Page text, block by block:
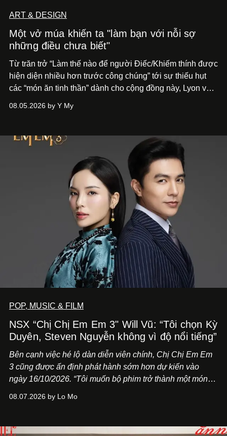
ART & DESIGN
Một vở múa khiến ta "làm bạn với nỗi sợ
những điều chưa biết"
Từ trăn trở “Làm thế nào để người Điếc/Khiếm thính được
hiện diện nhiều hơn trước công chúng” tới sự thiếu hụt
các “món ăn tinh thần” dành cho cộng đồng này, Lyon và
phẩm múa đương đại thành hiện thực, mang tên Lắng
08.05.2026 by Y My
POP, MUSIC & FILM
NSX “Chị Chị Em Em 3" Will Vũ: “Tôi chọn Kỳ
Duyên, Steven Nguyễn không vì độ nổi tiếng”
Bên cạnh việc hé lộ dàn diễn viên chính, Chị Chị Em Em
3 cũng được ấn định phát hành sớm hơn dự kiến vào
ngày 16/10/2026. “Tôi muốn bộ phim trở thành một món
Việt Nam”, NSX Will Vũ cho biết.
08.07.2026 by Lo Mo